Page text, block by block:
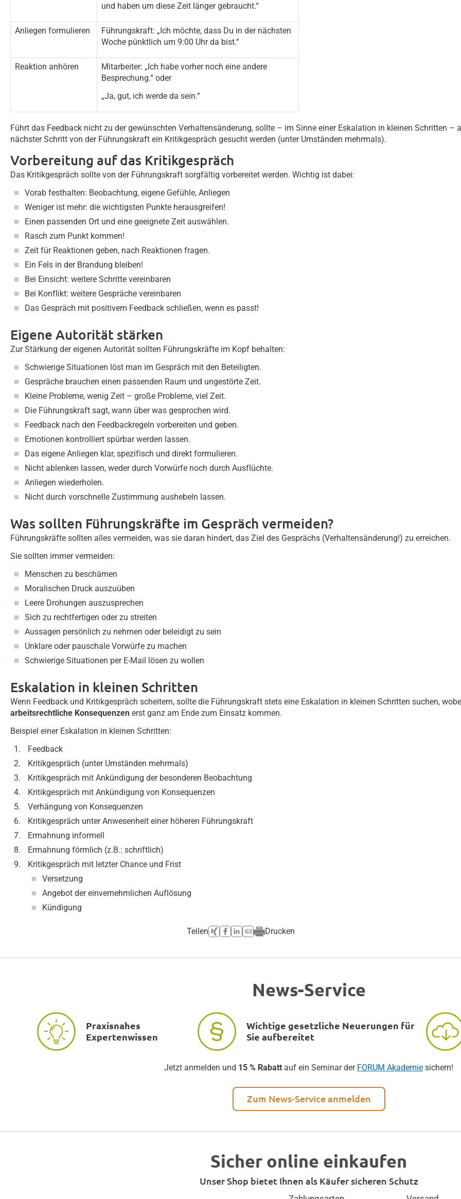
und haben um diese Zeit länger gebraucht.“
Anliegen formulieren
Führungskraft: „Ich möchte, dass Du in der nächsten
Woche pünktlich um 9:00 Uhr da bist.“
Reaktion anhören
Mitarbeiter: „Ich habe vorher noch eine andere
Besprechung.“ oder
„Ja, gut, ich werde da sein.“
Führt das Feedback nicht zu der gewünschten Verhaltensänderung, sollte – im Sinne einer Eskalation in kleinen Schritten –
nächster Schritt von der Führungskraft ein Kritikgespräch gesucht werden (unter Umständen mehrmals).
Vorbereitung auf das Kritikgespräch
Das Kritikgespräch sollte von der Führungskraft sorgfältig vorbereitet werden. Wichtig ist dabei:
Vorab festhalten: Beobachtung, eigene Gefühle, Anliegen
Weniger ist mehr: die wichtigsten Punkte herausgreifen!
Einen passenden Ort und eine geeignete Zeit auswählen.
Rasch zum Punkt kommen!
Zeit für Reaktionen geben, nach Reaktionen fragen.
Ein Fels in der Brandung bleiben!
Bei Einsicht: weitere Schritte vereinbaren
Bei Konflikt: weitere Gespräche vereinbaren
Das Gespräch mit positivem Feedback schließen, wenn es passt!
Eigene Autorität stärken
Zur Stärkung der eigenen Autorität sollten Führungskräfte im Kopf behalten:
Schwierige Situationen löst man im Gespräch mit den Beteiligten.
Gespräche brauchen einen passenden Raum und ungestörte Zeit.
Kleine Probleme, wenig Zeit – große Probleme, viel Zeit.
Die Führungskraft sagt, wann über was gesprochen wird.
Feedback nach den Feedbackregeln vorbereiten und geben.
Emotionen kontrolliert spürbar werden lassen.
Das eigene Anliegen klar, spezifisch und direkt formulieren.
Nicht ablenken lassen, weder durch Vorwürfe noch durch Ausflüchte.
Anliegen wiederholen.
Nicht durch vorschnelle Zustimmung aushebeln lassen.
Was sollten Führungskräfte im Gespräch vermeiden?
Führungskräfte sollten alles vermeiden, was sie daran hindert, das Ziel des Gesprächs (Verhaltensänderung!) zu erreichen.
Sie sollten immer vermeiden:
Menschen zu beschämen
Moralischen Druck auszuüben
Leere Drohungen auszusprechen
Sich zu rechtfertigen oder zu streiten
Aussagen persönlich zu nehmen oder beleidigt zu sein
Unklare oder pauschale Vorwürfe zu machen
Schwierige Situationen per E-Mail lösen zu wollen
Eskalation in kleinen Schritten
Wenn Feedback und Kritikgespräch scheitern, sollte die Führungskraft stets eine Eskalation in kleinen Schritten suchen,
arbeitsrechtliche Konsequenzen erst ganz am Ende zum Einsatz kommen.
Beispiel einer Eskalation in kleinen Schritten:
Feedback
Kritikgespräch (unter Umständen mehrmals)
Kritikgespräch mit Ankündigung der besonderen Beobachtung
Kritikgespräch mit Ankündigung von Konsequenzen
Verhängung von Konsequenzen
Kritikgespräch unter Anwesenheit einer höheren Führungskraft
Ermahnung informell
Ermahnung förmlich (z.B.: schriftlich)
Kritikgespräch mit letzter Chance und Frist
Versetzung
Angebot der einvernehmlichen Auflösung
Kündigung
Teilen Drucken
News-Service
Praxisnahes
Expertenwissen
Wichtige gesetzliche Neuerungen für
Sie aufbereitet
Jetzt anmelden und 15 % Rabatt auf ein Seminar der FORUM Akademie sichern!
Zum News-Service anmelden
Sicher online einkaufen
Unser Shop bietet Ihnen als Käufer sicheren Schutz